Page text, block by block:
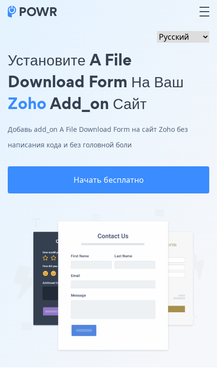
Установите A File
Download Form На Ваш
ZohoAdd_on Сайт
Добавь add_on A File Download Form на сайт Zoho без
написания кода и без головной боли
Начать бесплатно